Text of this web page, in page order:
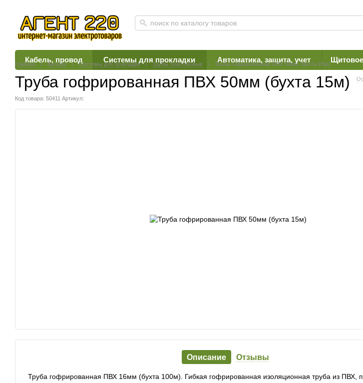
Кабель, провод Системы для прокладки Автоматика, защита, учет Щитовое
Главная Каталог Системы для прокладки Трубы пластиковые Труба гофрированная ПВХ 50мм (бухта 15м)
Труба гофрированная ПВХ 50мм (бухта 15м)
Код товара: 50411 Артикул:
Описание Отзывы
Труба гофрированная ПВХ 16мм (бухта 100м). Гибкая гофрированная изоляционная труба из ПВХ,